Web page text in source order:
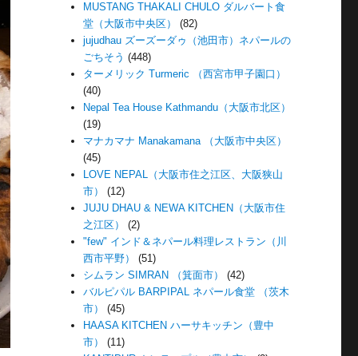
MUSTANG THAKALI CHULO ダルバート食
堂（大阪市中央区）
(82)
jujudhau ズーズーダゥ（池田市）ネパールの
ごちそう (448)
ターメリック Turmeric （西宮市甲子園口）
(40)
Nepal Tea House Kathmandu（大阪市北区）
(19)
マナカマナ Manakamana （大阪市中央区）
(45)
LOVE NEPAL（大阪市住之江区、大阪狭山
市）
(12)
JUJU DHAU & NEWA KITCHEN（大阪市住
之江区）
(2)
"few" インド＆ネパール料理レストラン（川
西市平野）
(51)
シムラン SIMRAN （箕面市）
(42)
バルピパル BARPIPAL ネパール食堂 （茨木
市）
(45)
HAASA KITCHEN ハーサキッチン（豊中
市）
(11)